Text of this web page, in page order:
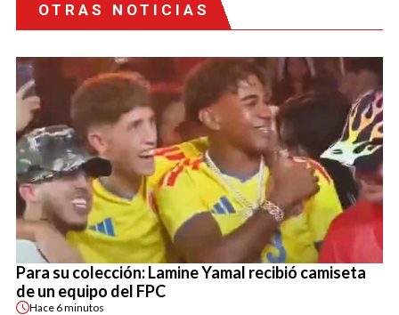
OTRAS NOTICIAS
Para su colección: Lamine Yamal recibió camiseta
de un equipo del FPC
Hace 6 minutos